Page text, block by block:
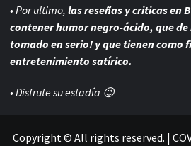
• Por ultimo, las reseñas y criticas en
contener humor negro-ácido, que
tomado en serio! y que tienen como
entretenimiento satírico.
• Disfrute su estadía 😉
Copyright © All rights reserved. |